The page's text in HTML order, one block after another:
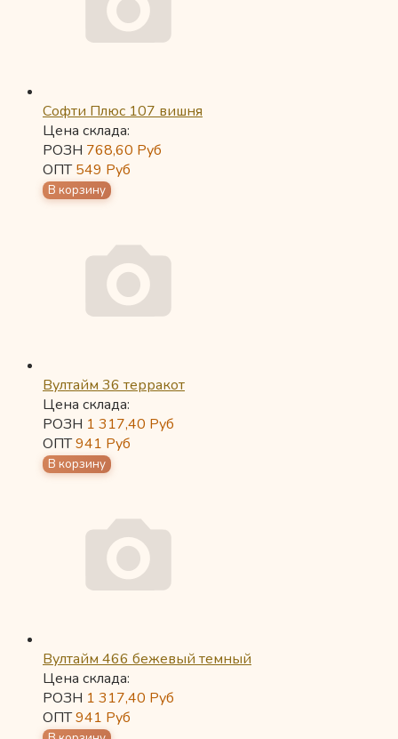
Софти Плюс 107 вишня
Цена склада:
РОЗН 768,60 Руб
ОПТ549 Руб
Вултайм 36 терракот
Цена склада:
РОЗН 1 317,40 Руб
ОПТ941 Руб
Вултайм 466 бежевый темный
Цена склада:
РОЗН 1 317,40 Руб
ОПТ941 Руб